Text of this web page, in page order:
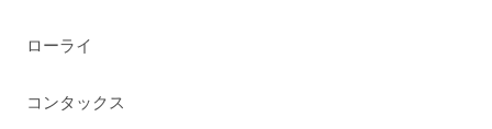
ローライ
コンタックス